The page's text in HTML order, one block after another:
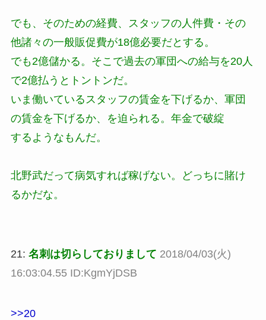
でも、そのための経費、スタッフの人件費・その
他諸々の一般販促費が18億必要だとする。
でも2億儲かる。そこで過去の軍団への給与を20人
で2億払うとトントンだ。
いま働いているスタッフの賃金を下げるか、軍団
の賃金を下げるか、を迫られる。年金で破綻
するようなもんだ。
北野武だって病気すれば稼げない。どっちに賭け
るかだな。
21: 名刺は切らしておりまして 2018/04/03(火)
16:03:04.55 ID:KgmYjDSB
>>20